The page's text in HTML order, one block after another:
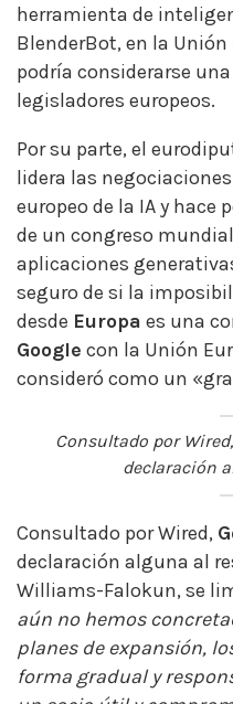
herramienta de
BlenderBot, en la
podría considerarse
legisladores europeos.
Por su parte, el
lidera las
europeo de la IA y hace
de un congreso
aplicaciones
seguro de si la
desde Europa es una
Google con la Unión
consideró como un
Consultado por Wired,
declaración
Consultado por Wired,
declaración alguna al
Williams-Falokun, se
aún no hemos
planes de expansión,
forma gradual y